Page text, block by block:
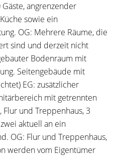
angrenzender
sowie ein
OG: Mehrere Räume, die
sind und derzeit nicht
Bodenraum mit
Seitengebäude mit
EG: zusätzlicher
mit getrennten
und Treppenhaus, 3
aktuell an ein
OG: Flur und Treppenhaus,
werden vom Eigentümer